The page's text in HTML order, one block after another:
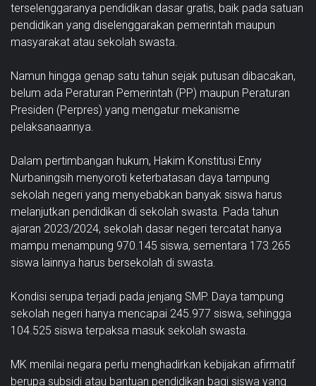
terselenggaranya pendidikan dasar gratis, baik pada satuan
pendidikan yang diselenggarakan pemerintah maupun
masyarakat atau sekolah swasta.
Namun hingga genap satu tahun sejak putusan dibacakan,
belum ada Peraturan Pemerintah (PP) maupun Peraturan
Presiden (Perpres) yang mengatur mekanisme
pelaksanaannya.
Dalam pertimbangan hukum, Hakim Konstitusi Enny
Nurbaningsih menyoroti keterbatasan daya tampung
sekolah negeri yang menyebabkan banyak siswa harus
melanjutkan pendidikan di sekolah swasta. Pada tahun
ajaran 2023/2024, sekolah dasar negeri tercatat hanya
mampu menampung 970.145 siswa, sementara 173.265
siswa lainnya harus bersekolah di swasta.
Kondisi serupa terjadi pada jenjang SMP. Daya tampung
sekolah negeri hanya mencapai 245.977 siswa, sehingga
104.525 siswa terpaksa masuk sekolah swasta.
MK menilai negara perlu menghadirkan kebijakan afirmatif
berupa subsidi atau bantuan pendidikan bagi siswa yang